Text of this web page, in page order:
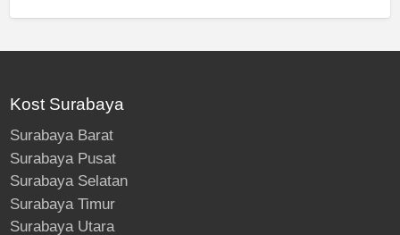
Kost Surabaya
Surabaya Barat
Surabaya Pusat
Surabaya Selatan
Surabaya Timur
Surabaya Utara